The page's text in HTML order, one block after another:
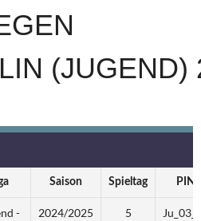
(JUGEND)
Saison Spieltag PIN
-
2024/2025 5